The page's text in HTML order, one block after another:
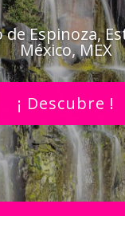
de Espinoza,
México, MEX
¡ Descubre !